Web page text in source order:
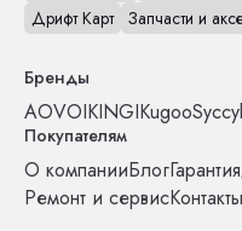
Дрифт Карт Запчасти и
Бренды
AOVOIKINGIKugoo
Покупателям
О компанииБлогГарантия
Ремонт и сервисКонтакты